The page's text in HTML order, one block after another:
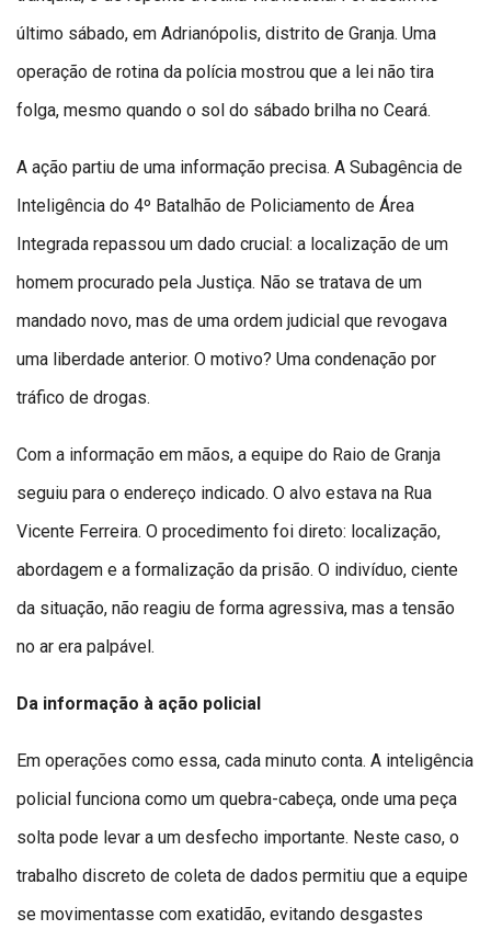
último sábado, em Adrianópolis, distrito de Granja. Uma
operação de rotina da polícia mostrou que a lei não tira
folga, mesmo quando o sol do sábado brilha no Ceará.
A ação partiu de uma informação precisa. A Subagência de
Inteligência do 4º Batalhão de Policiamento de Área
Integrada repassou um dado crucial: a localização de um
homem procurado pela Justiça. Não se tratava de um
mandado novo, mas de uma ordem judicial que revogava
uma liberdade anterior. O motivo? Uma condenação por
tráfico de drogas.
Com a informação em mãos, a equipe do Raio de Granja
seguiu para o endereço indicado. O alvo estava na Rua
Vicente Ferreira. O procedimento foi direto: localização,
abordagem e a formalização da prisão. O indivíduo, ciente
da situação, não reagiu de forma agressiva, mas a tensão
no ar era palpável.
Da informação à ação policial
Em operações como essa, cada minuto conta. A inteligência
policial funciona como um quebra-cabeça, onde uma peça
solta pode levar a um desfecho importante. Neste caso, o
trabalho discreto de coleta de dados permitiu que a equipe
se movimentasse com exatidão, evitando desgastes